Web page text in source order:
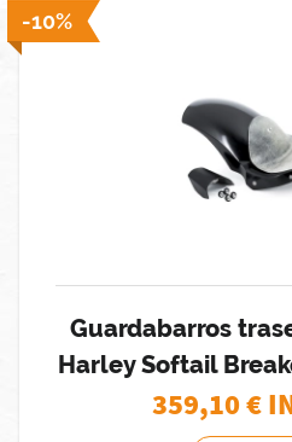
-10%
Guardabarros
Harley Softail
359,10€